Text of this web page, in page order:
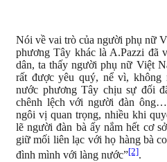
Nói về vai trò của người phụ nữ
phương Tây khác là A.Pazzi đã
dân, ta thấy người phụ nữ Việt
rất được yêu quý, nể vì, không
nước phương Tây chịu sự đối
chênh lệch với người đàn
ngôi vị quan trọng, nhiều khi
lẽ người đàn bà ấy nắm hết cơ
giữ mối liên lạc với họ hàng bà
đình mình với làng nước”[2].